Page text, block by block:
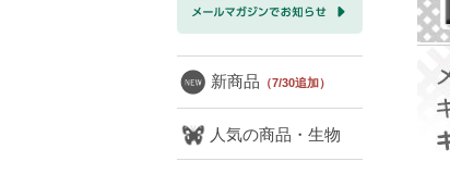
新商品 （7/30追加）
人気の商品・生物